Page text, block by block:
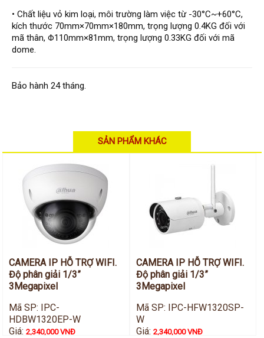
Hỗ trợ kỹ thuật
Hướng dẫn sử dụng
Tài liệu kỹ thuật
Tin tức
Liên hệ
• Chất liệu vỏ kim loại, môi trường làm việc từ -30°C~+60°C,
kích thước 70mm×70mm×180mm, trọng lượng 0.4KG đối với
mã thân, Φ110mm×81mm, trọng lượng 0.33KG đối với mã
dome.
Bảo hành 24 tháng.
SẢN PHẨM KHÁC
CAMERA IP HỖ TRỢ WIFI.
Độ phân giải 1/3”
3Megapixel
Mã SP: IPC-
HDBW1320EP-W
Giá:2,340,000 VNĐ
CAMERA IP HỖ TRỢ WIFI.
Độ phân giải 1/3”
3Megapixel
Mã SP: IPC-HFW1320SP-
W
Giá: 2,340,000 VNĐ